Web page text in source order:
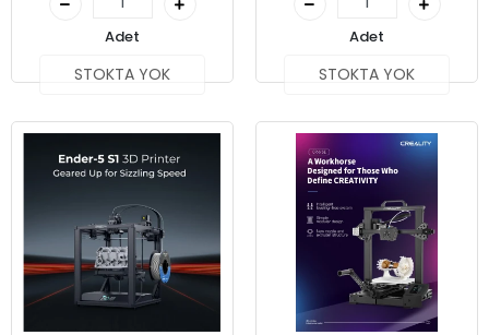
Adet
STOKTA YOK
Adet
STOKTA YOK